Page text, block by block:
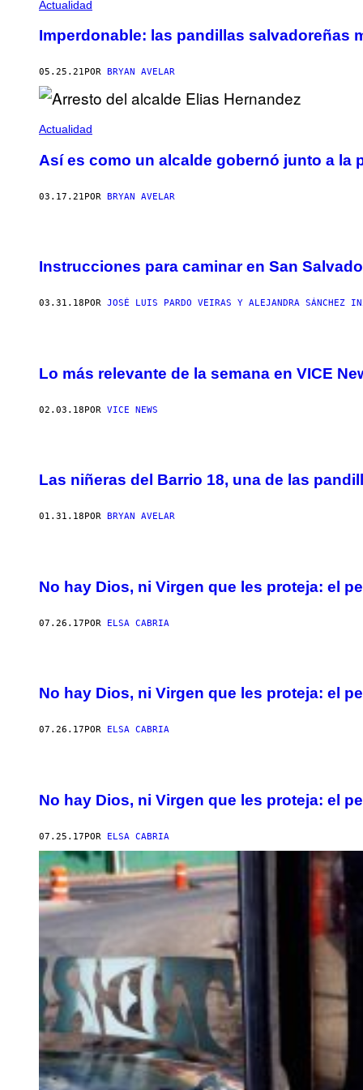
Actualidad
Imperdonable: las pandillas salvadoreñas
05.25.21 POR BRYAN AVELAR
Actualidad
Así es como un alcalde gobernó junto a la
03.17.21 POR BRYAN AVELAR
Instrucciones para caminar en San
03.31.18 POR JOSÉ LUIS PARDO VEIRAS Y ALEJANDRA SÁNCHEZ
Lo más relevante de la semana en VICE
02.03.18POR VICE NEWS
Las niñeras del Barrio 18, una de las
01.31.18 POR BRYAN AVELAR
No hay Dios, ni Virgen que les proteja: el
07.26.17POR ELSA CABRIA
No hay Dios, ni Virgen que les proteja: el
07.26.17 POR ELSA CABRIA
No hay Dios, ni Virgen que les proteja: el
07.25.17POR ELSA CABRIA